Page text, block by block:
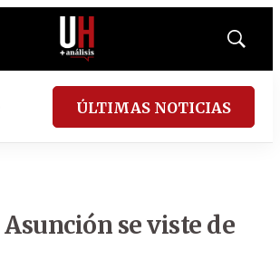
Mostrar
ÚLTIMAS NOTICIAS
se viste de